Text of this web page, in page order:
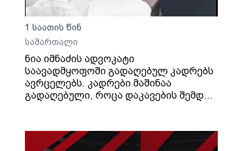
1 საათის წინ
სამართალი
ნია იმნაძის ადვოკატი
საავადმყოფოში გადაღებულ კადრებს
ავრცელებს. კადრები მაშინაა
გადაღებული, როცა დაკავების შემდეგ